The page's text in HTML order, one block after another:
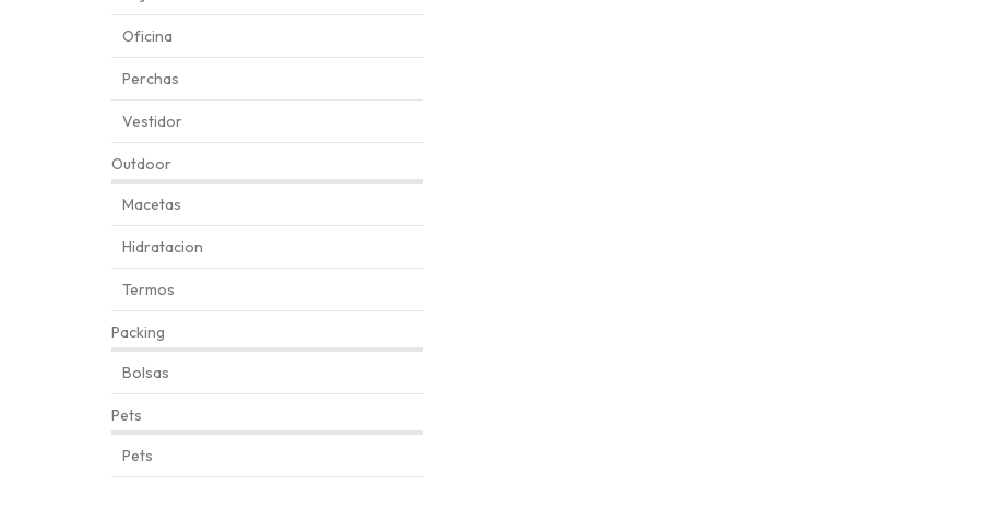
Oficina
Perchas
Vestidor
Outdoor
Macetas
Hidratacion
Termos
Packing
Bolsas
Pets
Pets